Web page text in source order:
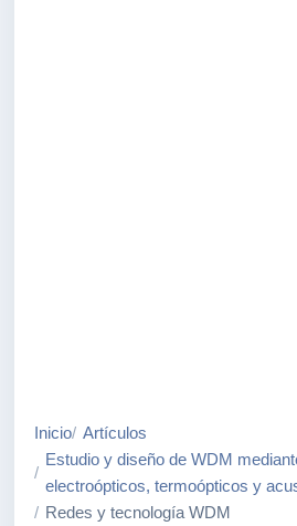
Inicio
Artículos
Estudio y diseño de WDM
electroópticos, termoópticos y
Redes y tecnología WDM